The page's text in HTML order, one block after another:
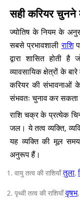
सही करियर चुनने
ज्योतिष के नियम के
सबसे प्रभावशालीराशि
द्वारा शासित होती
व्यावसायिक क्षेत्रों के
करियर की संभावनाओं
संभवतः चुनाव कर सकता
राशि चक्र के प्रत्येक
जल। ये तत्व व्यक्ति,
यह व्यक्ति की मूल
अनुरूप हैं।
वायु तत्व की राशियाँतुला,
पृथ्वी तत्व की राशियाँवृषभ